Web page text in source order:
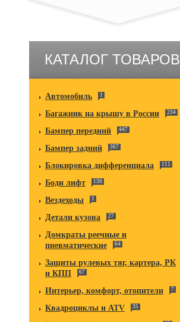
КАТАЛОГ ТОВАРОВ
Автомобиль 1
Багажник на крышу в России 234
Бампер передний 447
Бампер задний 367
Блокировка дифференциала 111
Боди лифт 130
Вездеходы 1
Детали кузова 27
Домкраты реечные и
пневматические
64
Защиты рулевых тяг, картера, РК
и КПП
67
Интерьер, комфорт, отопители 7
Квадроциклы и ATV 35